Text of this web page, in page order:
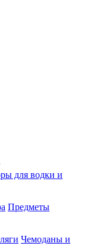
для водки и
Предметы
Чемоданы и